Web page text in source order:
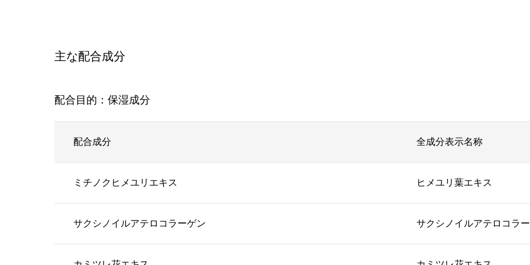
主な配合成分
配合目的：保湿成分
配合成分 全成分表示名称
ミチノクヒメユリエキス ヒメユリ葉エキス
サクシノイルアテロコラーゲン サクシノイルアテロコラ